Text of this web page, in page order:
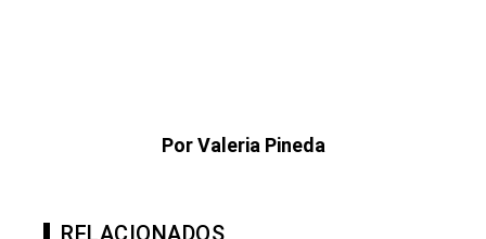
Por Valeria Pineda
RELACIONADOS